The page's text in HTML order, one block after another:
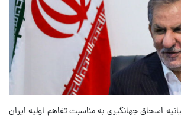
اسحاق جهانگیری به مناسبت تفاهم اولیه ایران